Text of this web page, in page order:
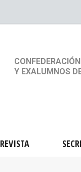
Y EXALUMNOS
REVISTA